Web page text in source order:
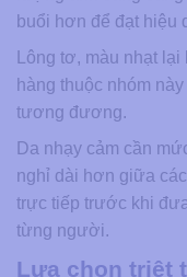
buổi hơn để đạt hiệu
Lông tơ, màu nhạt
hàng thuộc nhóm
tương đương.
Da nhạy cảm cần
nghỉ dài hơn giữa
trực tiếp trước khi
từng người.
Lựa chọn triệt